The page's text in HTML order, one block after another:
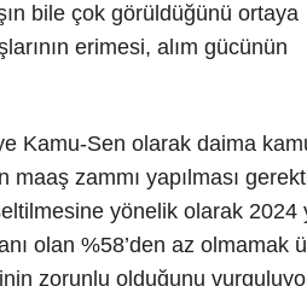
bile çok görüldüğünü ortaya
erimesi, alım gücünün
Kamu-Sen olarak daima
zammı yapılması
yönelik olarak 2024
olan %58’den az olmamak
zorunlu olduğunu